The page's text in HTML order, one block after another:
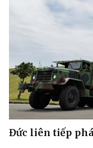
Thể thao
Bóng đá
Lịch thi đấu bóng đá
Thế giới thể thao
Đức liên tiếp